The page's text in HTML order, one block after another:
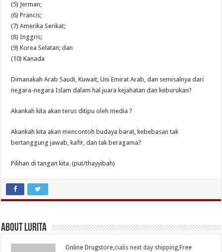
(5) Jerman;
(6) Prancis;
(7) Amerika Serikat;
(8) Inggris;
(9) Korea Selatan; dan
(10) Kanada
Dimanakah Arab Saudi, Kuwait, Uni Emirat Arab, dan semisalnya dari
negara-negara Islam dalam hal juara kejahatan dan keburukan?
Akankah kita akan terus ditipu oleh media ?
Akankah kita akan mencontoh budaya barat, kebebasan tak
bertanggung jawab, kafir, dan tak beragama?
Pilihan di tangan kita. (put/thayyibah)
About Lurita
Online Drugstore,cialis next day shipping,Free